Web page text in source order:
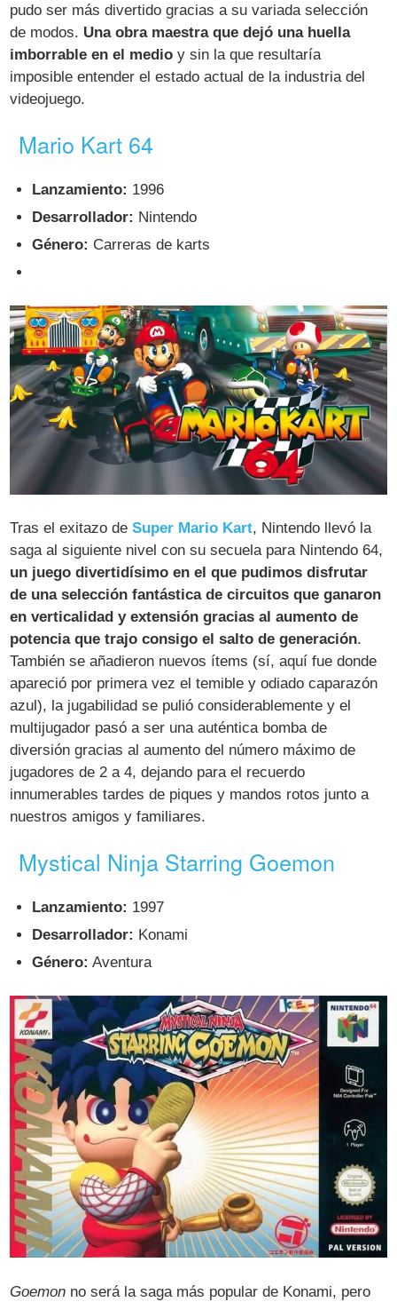
pudo ser más divertido gracias a su variada selección
de modos. Una obra maestra que dejó una huella
imborrable en el medio y sin la que resultaría
imposible entender el estado actual de la industria del
videojuego.
Mario Kart 64
Lanzamiento: 1996
Desarrollador: Nintendo
Género: Carreras de karts
Tras el exitazo deSuper Mario Kart, Nintendo llevó la
saga al siguiente nivel con su secuela para Nintendo 64,
un juego divertidísimo en el que pudimos disfrutar
de una selección fantástica de circuitos que ganaron
en verticalidad y extensión gracias al aumento de
potencia que trajo consigo el salto de generación.
También se añadieron nuevos ítems (sí, aquí fue donde
apareció por primera vez el temible y odiado caparazón
azul), la jugabilidad se pulió considerablemente y el
multijugador pasó a ser una auténtica bomba de
diversión gracias al aumento del número máximo de
jugadores de 2 a 4, dejando para el recuerdo
innumerables tardes de piques y mandos rotos junto a
nuestros amigos y familiares.
Mystical Ninja Starring Goemon
Lanzamiento: 1997
Desarrollador: Konami
Género: Aventura
Goemon no será la saga más popular de Konami, pero